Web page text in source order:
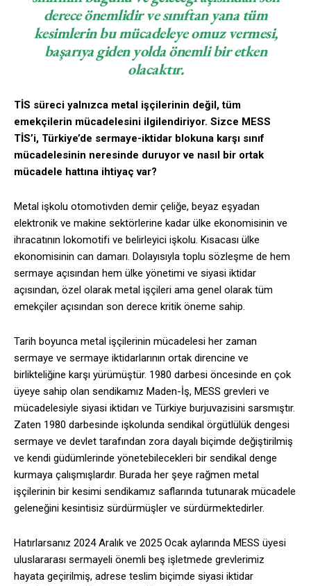
derece önemlidir ve sınıftan yana tüm
kesimlerin bu mücadeleye omuz vermesi,
başarıya giden yolda önemli bir etken
olacaktır.
TİS süreci yalnızca metal işçilerinin değil, tüm
emekçilerin mücadelesini ilgilendiriyor. Sizce MESS
TİS’i, Türkiye’de sermaye-iktidar blokuna karşı sınıf
mücadelesinin neresinde duruyor ve nasıl bir ortak
mücadele hattına ihtiyaç var?
Metal işkolu otomotivden demir çeliğe, beyaz eşyadan
elektronik ve makine sektörlerine kadar ülke ekonomisinin ve
ihracatının lokomotifi ve belirleyici işkolu. Kısacası ülke
ekonomisinin can damarı. Dolayısıyla toplu sözleşme de hem
sermaye açısından hem ülke yönetimi ve siyasi iktidar
açısından, özel olarak metal işçileri ama genel olarak tüm
emekçiler açısından son derece kritik öneme sahip.
Tarih boyunca metal işçilerinin mücadelesi her zaman
sermaye ve sermaye iktidarlarının ortak direncine ve
birlikteliğine karşı yürümüştür. 1980 darbesi öncesinde en çok
üyeye sahip olan sendikamız Maden-İş, MESS grevleri ve
mücadelesiyle siyasi iktidarı ve Türkiye burjuvazisini sarsmıştır.
Zaten 1980 darbesinde işkolunda sendikal örgütlülük dengesi
sermaye ve devlet tarafından zora dayalı biçimde değiştirilmiş
ve kendi güdümlerinde yönetebilecekleri bir sendikal denge
kurmaya çalışmışlardır. Burada her şeye rağmen metal
işçilerinin bir kesimi sendikamız saflarında tutunarak mücadele
geleneğini kesintisiz sürdürmüşler ve sürdürmektedirler.
Hatırlarsanız 2024 Aralık ve 2025 Ocak aylarında MESS üyesi
uluslararası sermayeli önemli beş işletmede grevlerimiz
hayata geçirilmiş, adrese teslim biçimde siyasi iktidar